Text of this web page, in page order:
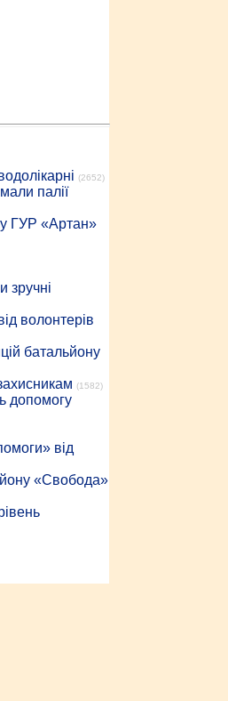
(2652)
палії
ГУР «Артан»
зручні
волонтерів
батальйону
(1582)
допомогу
від
«Свобода»